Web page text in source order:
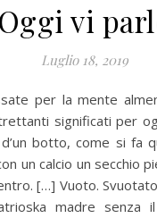
Oggi vi
Luglio 18, 2019
significati per
botto, come si fa
un calcio un secchio
[…] Vuoto.
madre senza